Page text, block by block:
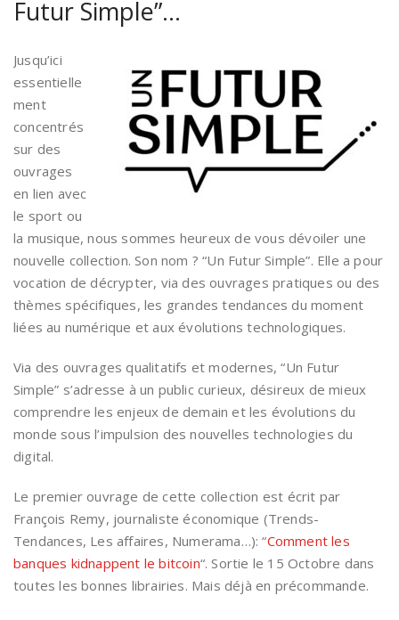
Futur Simple”…
Jusqu’ici
essentielle
ment
concentrés
sur des
ouvrages
en lien avec
le sport ou
la musique, nous sommes heureux de vous dévoiler une
nouvelle collection. Son nom ? “Un Futur Simple”. Elle a pour
vocation de décrypter, via des ouvrages pratiques ou des
thèmes spécifiques, les grandes tendances du moment
liées au numérique et aux évolutions technologiques.
Via des ouvrages qualitatifs et modernes, “Un Futur
Simple” s’adresse à un public curieux, désireux de mieux
comprendre les enjeux de demain et les évolutions du
monde sous l’impulsion des nouvelles technologies du
digital.
Le premier ouvrage de cette collection est écrit par
François Remy, journaliste économique (Trends-
Tendances, Les affaires, Numerama…): “Comment les
banques kidnappent le bitcoin“. Sortie le 15 Octobre dans
toutes les bonnes librairies. Mais déjà en précommande.